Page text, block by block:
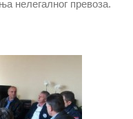
нелегалног превоза.